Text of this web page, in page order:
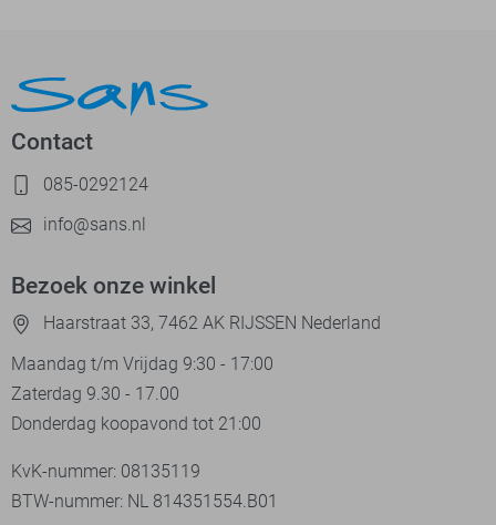
Contact
085-0292124
info@sans.nl
Bezoek onze winkel
Haarstraat 33, 7462 AK RIJSSEN Nederland
Maandag t/m Vrijdag 9:30 - 17:00
Zaterdag 9.30 - 17.00
Donderdag koopavond tot 21:00
KvK-nummer: 08135119
BTW-nummer: NL 814351554.B01